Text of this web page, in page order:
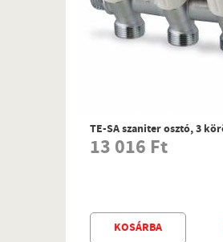
TE-SA szaniter osztó, 3
13 016 Ft
KOSÁRBA